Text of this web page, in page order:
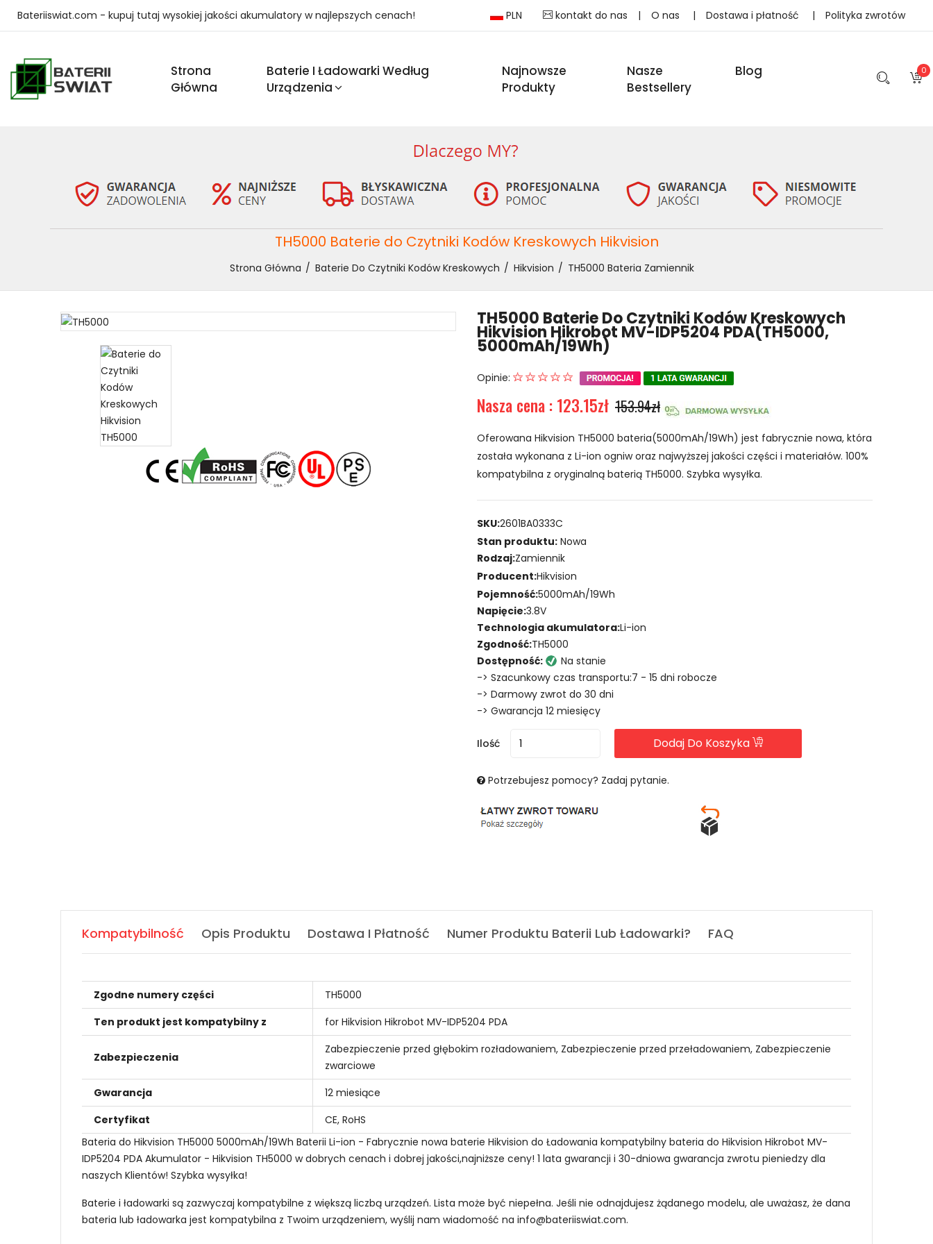
Bateriiswiat.com - kupuj tutaj wysokiej jakości akumulatory w najlepszych cenach! PLN kontakt do nas | O nas | Dostawa i płatność | Polityka zwrotów
Strona
Główna
Baterie I Ładowarki Według
Urządzenia
Najnowsze
Produkty
Nasze
Bestsellery
Blog 0
TH5000 Baterie do Czytniki Kodów Kreskowych Hikvision
Strona Główna Baterie Do Czytniki Kodów Kreskowych Hikvision TH5000 Bateria Zamiennik
TH5000 Baterie Do Czytniki Kodów Kreskowych
Hikvision Hikrobot MV-IDP5204 PDA(TH5000,
5000mAh/19Wh)
Opinie:
Nasza cena : 123.15zł 153.94zł
Oferowana Hikvision TH5000 bateria(5000mAh/19Wh) jest fabrycznie nowa, która
została wykonana z Li-ion ogniw oraz najwyższej jakości części i materiałów. 100%
kompatybilna z oryginalną baterią TH5000. Szybka wysyłka.
SKU:2601BA0333C
Stan produktu: Nowa
Rodzaj:Zamiennik
Producent:Hikvision
Pojemność:5000mAh/19Wh
Napięcie:3.8V
Technologia akumulatora:Li-ion
Zgodność:TH5000
Dostępność:
Na stanie
-> Szacunkowy czas transportu:7 - 15 dni robocze
-> Darmowy zwrot do 30 dni
-> Gwarancja 12 miesięcy
Ilość Dodaj Do Koszyka
Potrzebujesz pomocy? Zadaj pytanie.
Kompatybilność Opis Produktu Dostawa I Płatność Numer Produktu Baterii Lub Ładowarki? FAQ
Zgodne numery części
TH5000
Ten produkt jest kompatybilny z
for Hikvision Hikrobot MV-IDP5204 PDA
Zabezpieczenia
Zabezpieczenie przed głębokim rozładowaniem, Zabezpieczenie przed przeładowaniem, Zabezpieczenie
zwarciowe
Gwarancja
12 miesiące
Certyfikat
CE, RoHS
Bateria do Hikvision TH5000 5000mAh/19Wh Baterii Li-ion - Fabrycznie nowa baterie Hikvision do Ładowania kompatybilny bateria do Hikvision Hikrobot MV-
IDP5204 PDA Akumulator - Hikvision TH5000 w dobrych cenach i dobrej jakości,najniższe ceny! 1 lata gwarancji i 30-dniowa gwarancja zwrotu pieniedzy dla
naszych Klientów! Szybka wysyłka!
Baterie i ładowarki są zazwyczaj kompatybilne z większą liczbą urządzeń. Lista może być niepełna. Jeśli nie odnajdujesz żądanego modelu, ale uważasz, że dana
bateria lub ładowarka jest kompatybilna z Twoim urządzeniem, wyślij nam wiadomość na info@bateriiswiat.com.